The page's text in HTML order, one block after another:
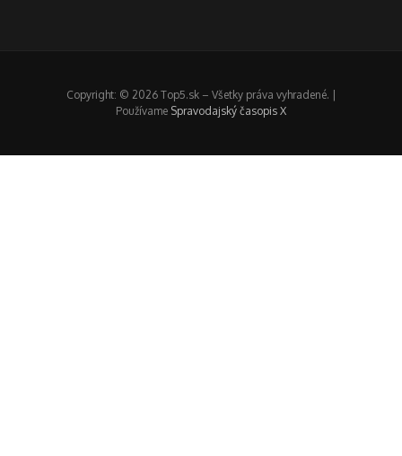
Copyright: © 2026 Top5.sk – Všetky práva vyhradené. |
Používame Spravodajský časopis X